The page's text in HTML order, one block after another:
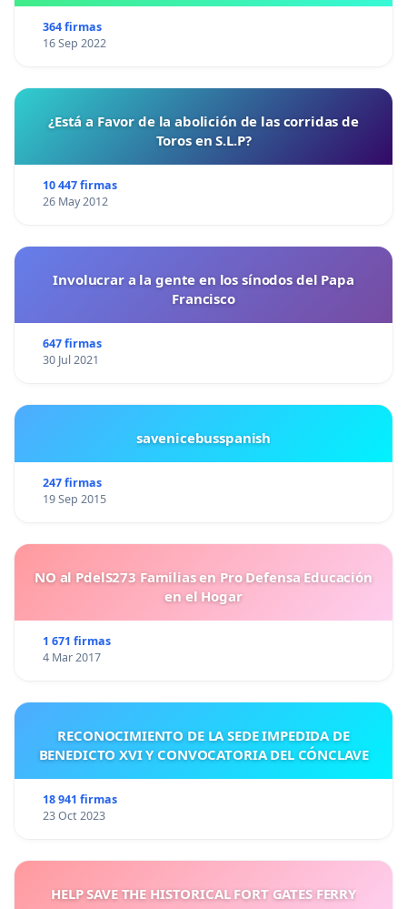
364 firmas
16 Sep 2022
¿Está a Favor de la abolición de las corridas de
Toros en S.L.P?
10 447 firmas
26 May 2012
Involucrar a la gente en los sínodos del Papa
Francisco
647 firmas
30 Jul 2021
savenicebusspanish
247 firmas
19 Sep 2015
NO al PdelS273 Familias en Pro Defensa Educación
en el Hogar
1 671 firmas
4 Mar 2017
RECONOCIMIENTO DE LA SEDE IMPEDIDA DE
BENEDICTO XVI Y CONVOCATORIA DEL CÓNCLAVE
18 941 firmas
23 Oct 2023
HELP SAVE THE HISTORICAL FORT GATES FERRY